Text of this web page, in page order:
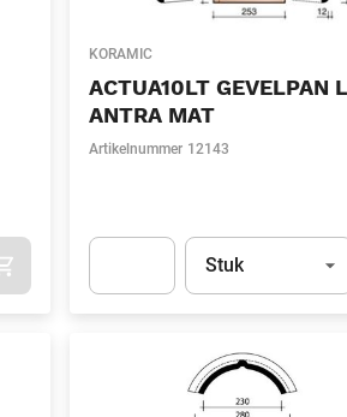
KORAMIC
ACTUA10LT GEVELPAN
ANTRA MAT
Artikelnummer 12143
Eenheid
Stuk